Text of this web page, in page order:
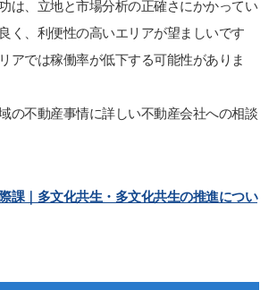
は、立地と市場分析の正確さにかかってい
く、利便性の高いエリアが望ましいです
アでは稼働率が低下する可能性がありま
の不動産事情に詳しい不動産会社への相談
課｜多文化共生・多文化共生の推進につい